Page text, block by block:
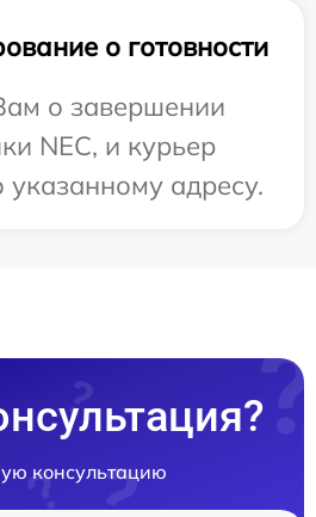
о готовности
о завершении
NEC, и курьер
указанному адресу.
консультацию